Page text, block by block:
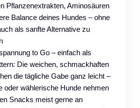
Pflanzenextrakten, Aminosäuren
Balance deines Hundes – ohne
als sanfte Alternative zu
to Go – einfach als
Die weichen, schmackhaften
die tägliche Gabe ganz leicht –
oder wählerische Hunde nehmen
Snacks meist gerne an